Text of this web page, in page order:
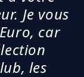
Je vous
car
les